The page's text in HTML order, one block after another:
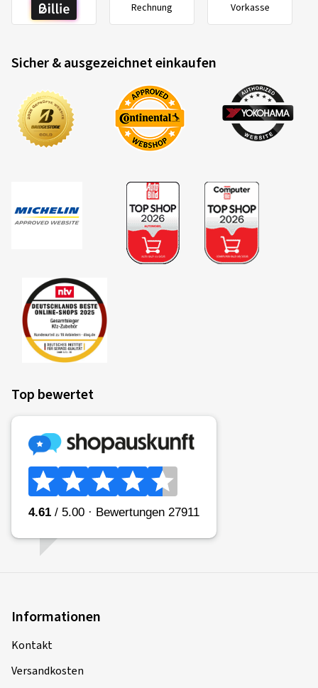
Rechnung Vorkasse
Sicher & ausgezeichnet einkaufen
Top bewertet
Informationen
Kontakt
Versandkosten